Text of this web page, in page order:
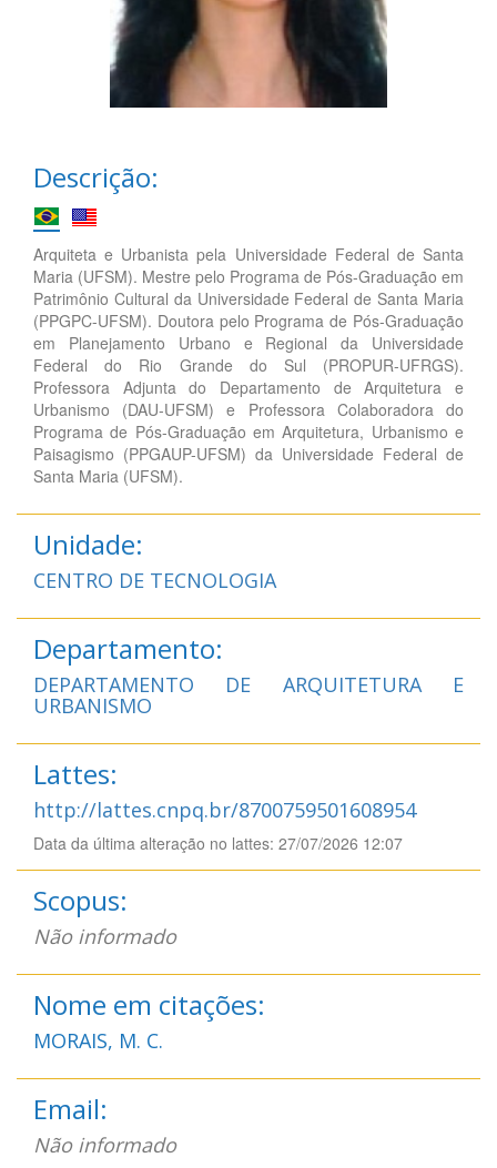
Descrição:
Arquiteta e Urbanista pela Universidade Federal de Santa
Maria (UFSM). Mestre pelo Programa de Pós-Graduação em
Patrimônio Cultural da Universidade Federal de Santa Maria
(PPGPC-UFSM). Doutora pelo Programa de Pós-Graduação
em Planejamento Urbano e Regional da Universidade
Federal do Rio Grande do Sul (PROPUR-UFRGS).
Professora Adjunta do Departamento de Arquitetura e
Urbanismo (DAU-UFSM) e Professora Colaboradora do
Programa de Pós-Graduação em Arquitetura, Urbanismo e
Paisagismo (PPGAUP-UFSM) da Universidade Federal de
Santa Maria (UFSM).
Unidade:
CENTRO DE TECNOLOGIA
Departamento:
DEPARTAMENTO DE ARQUITETURA E
URBANISMO
Lattes:
http://lattes.cnpq.br/8700759501608954
Data da última alteração no lattes: 27/07/2026 12:07
Scopus:
Não informado
Nome em citações:
MORAIS, M. C.
Email:
Não informado